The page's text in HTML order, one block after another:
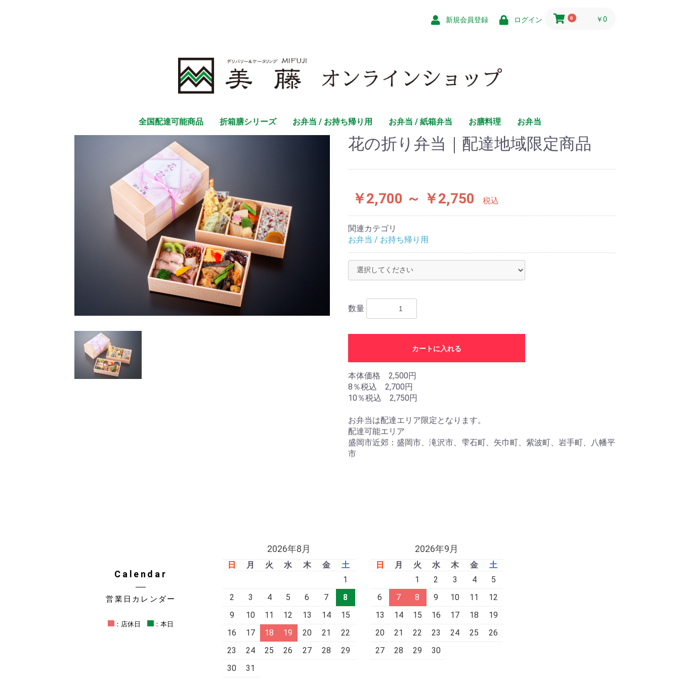
新規会員登録 ログイン 0 ￥0
全国配達可能商品 折箱膳シリーズ お弁当 / お持ち帰り用 お弁当 / 紙箱弁当 お膳料理 お弁当
花の折り弁当｜配達地域限定商品
￥2,700 ～ ￥2,750 税込
関連カテゴリ
お弁当 / お持ち帰り用
数量
カートに入れる
本体価格 2,500円
8％税込 2,700円
10％税込 2,750円
お弁当は配達エリア限定となります。
配達可能エリア
盛岡市近郊：盛岡市、滝沢市、雫石町、矢巾町、紫波町、岩手町、八幡平
市
Calendar
営業日カレンダー
：店休日 ：本日
2026年8月
日 月 火 水 木 金
土
1
2
3 4 5 6 7
8
9
10 11 12 13 14
15
16
17 18 19 20 21
22
23
24 25 26 27 28
29
30
31
2026年9月
日 月 火 水 木 金
土
1
2 3 4
5
6
7 8 9 10 11
12
13
14 15 16 17 18
19
20
21 22 23 24 25
26
27
28 29 30